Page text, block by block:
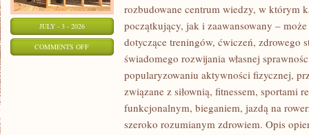
JULY - 3 - 2026
COMMENTS OFFON
WYTRZYMAŁOŚĆ
rozbudowane centrum wiedzy, w którym
początkujący, jak i zaawansowany –
dotyczące treningów, ćwiczeń, zdrowego
świadomego rozwijania własnej
popularyzowaniu aktywności fizycznej,
związane z siłownią, fitnessem, sportami
funkcjonalnym, bieganiem, jazdą na
szeroko rozumianym zdrowiem. Opis